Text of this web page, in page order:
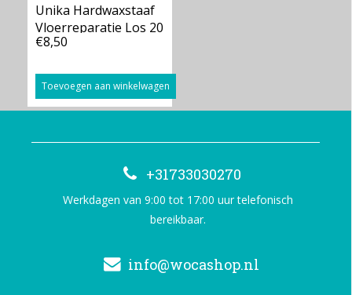
Unika Hardwaxstaaf
Vloerreparatie Los 20
Kleuren
€8,50
Toevoegen aan winkelwagen
+31733030270
Werkdagen van 9:00 tot 17:00 uur telefonisch
bereikbaar.
info@wocashop.nl